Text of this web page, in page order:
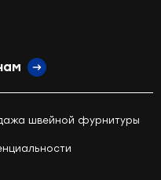
швейной фурнитуры